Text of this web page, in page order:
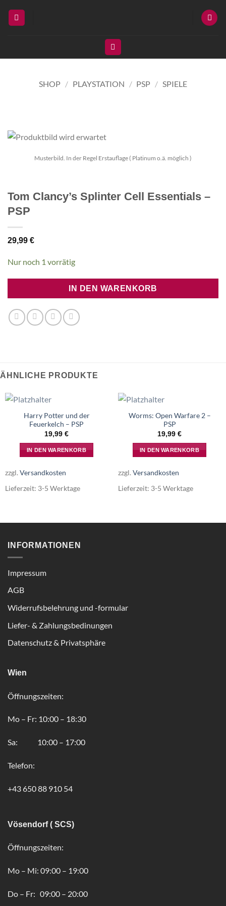
Inhalt
SHOP / PLAYSTATION / PSP / SPIELE
Musterbild. In der Regel Erstauflage ( Platinum o.ä. möglich )
Tom Clancy’s Splinter Cell Essentials –
PSP
29,99 €
Nur noch 1 vorrätig
IN DEN WARENKORB
ÄHNLICHE PRODUKTE
Harry Potter und der
Feuerkelch – PSP
19,99 €
IN DEN WARENKORB
zzgl. Versandkosten
Lieferzeit: 3-5 Werktage
Worms: Open Warfare 2 –
PSP
19,99 €
IN DEN WARENKORB
zzgl. Versandkosten
Lieferzeit: 3-5 Werktage
INFORMATIONEN
Impressum
AGB
Widerrufsbelehrung und -formular
Liefer- & Zahlungsbedinungen
Datenschutz & Privatsphäre
Wien
Öffnungszeiten:
Mo – Fr: 10:00 – 18:30
Sa: 10:00 – 17:00
Telefon:
+43 650 88 910 54
Vösendorf ( SCS)
Öffnungszeiten:
Mo – Mi: 09:00 – 19:00
Do – Fr: 09:00 – 20:00